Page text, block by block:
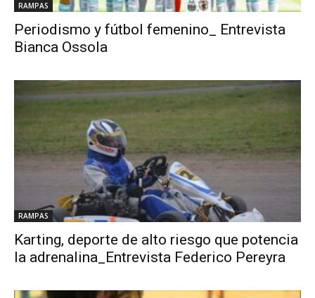
RAMPAS
Periodismo y fútbol femenino_ Entrevista
Bianca Ossola
RAMPAS
Karting, deporte de alto riesgo que potencia
la adrenalina_Entrevista Federico Pereyra